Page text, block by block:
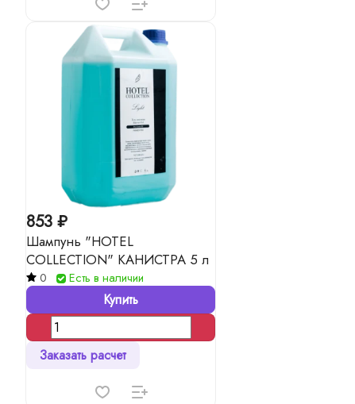
853 ₽
Шампунь "HOTEL
COLLECTION" КАНИСТРА 5 л
0 Есть в наличии
Купить
Заказать расчет